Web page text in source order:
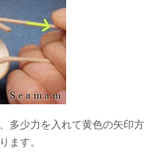
多少力を入れて黄色の矢印方
ます。